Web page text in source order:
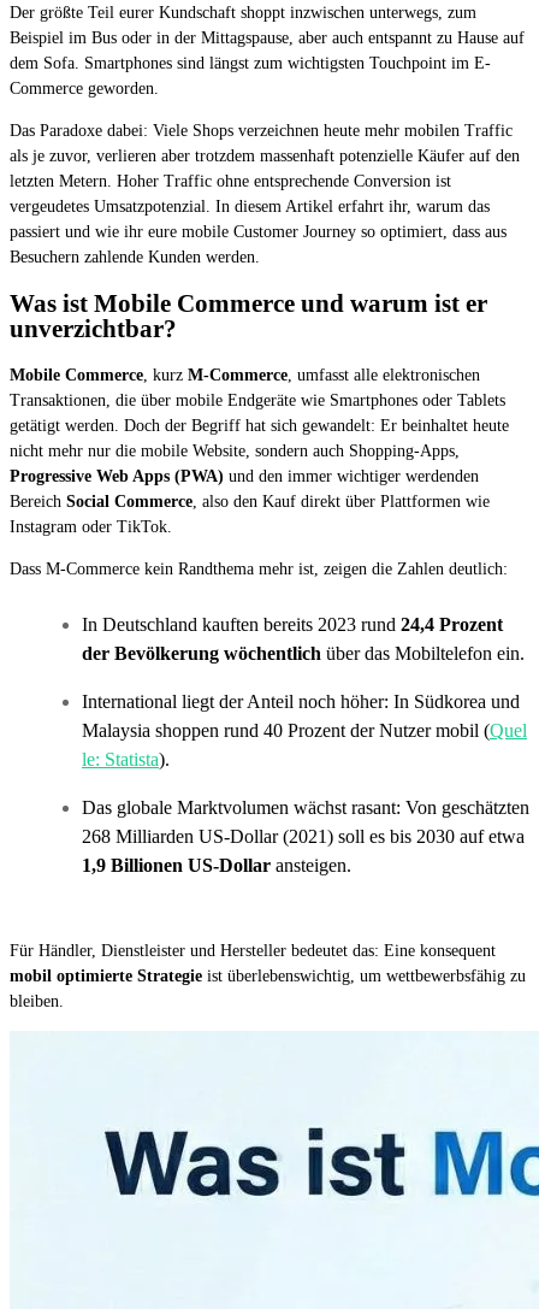
Der größte Teil eurer Kundschaft shoppt inzwischen unterwegs, zum
Beispiel im Bus oder in der Mittagspause, aber auch entspannt zu Hause auf
dem Sofa. Smartphones sind längst zum wichtigsten Touchpoint im E-
Commerce geworden.
Das Paradoxe dabei: Viele Shops verzeichnen heute mehr mobilen Traffic
als je zuvor, verlieren aber trotzdem massenhaft potenzielle Käufer auf den
letzten Metern. Hoher Traffic ohne entsprechende Conversion ist
vergeudetes Umsatzpotenzial. In diesem Artikel erfahrt ihr, warum das
passiert und wie ihr eure mobile Customer Journey so optimiert, dass aus
Besuchern zahlende Kunden werden.
Was ist Mobile Commerce und warum ist er
unverzichtbar?
Mobile Commerce, kurz M-Commerce, umfasst alle elektronischen
Transaktionen, die über mobile Endgeräte wie Smartphones oder Tablets
getätigt werden. Doch der Begriff hat sich gewandelt: Er beinhaltet heute
nicht mehr nur die mobile Website, sondern auch Shopping-Apps,
Progressive Web Apps (PWA) und den immer wichtiger werdenden
Bereich Social Commerce, also den Kauf direkt über Plattformen wie
Instagram oder TikTok.
Dass M-Commerce kein Randthema mehr ist, zeigen die Zahlen deutlich:
In Deutschland kauften bereits 2023 rund 24,4 Prozent
der Bevölkerung wöchentlich über das Mobiltelefon ein.
International liegt der Anteil noch höher: In Südkorea und
Malaysia shoppen rund 40 Prozent der Nutzer mobil (Quel
le: Statista).
Das globale Marktvolumen wächst rasant: Von geschätzten
268 Milliarden US-Dollar (2021) soll es bis 2030 auf etwa
1,9 Billionen US-Dollar ansteigen.
Für Händler, Dienstleister und Hersteller bedeutet das: Eine konsequent
mobil optimierte Strategie ist überlebenswichtig, um wettbewerbsfähig zu
bleiben.